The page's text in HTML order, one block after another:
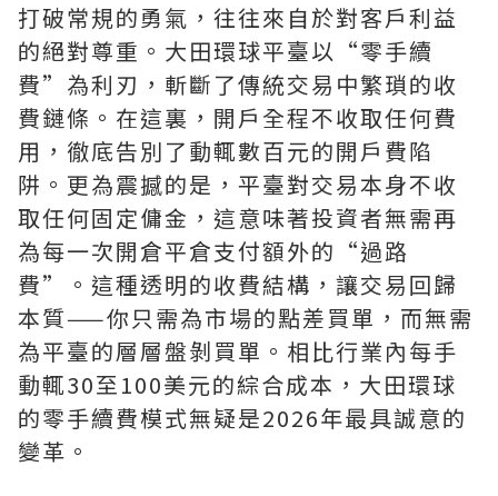
打破常規的勇氣，往往來自於對客戶利益
的絕對尊重。大田環球平臺以“零手續
費”為利刃，斬斷了傳統交易中繁瑣的收
費鏈條。在這裏，開戶全程不收取任何費
用，徹底告別了動輒數百元的開戶費陷
阱。更為震撼的是，平臺對交易本身不收
取任何固定傭金，這意味著投資者無需再
為每一次開倉平倉支付額外的“過路
費”。這種透明的收費結構，讓交易回歸
本質——你只需為市場的點差買單，而無需
為平臺的層層盤剝買單。相比行業內每手
動輒30至100美元的綜合成本，大田環球
的零手續費模式無疑是2026年最具誠意的
變革。